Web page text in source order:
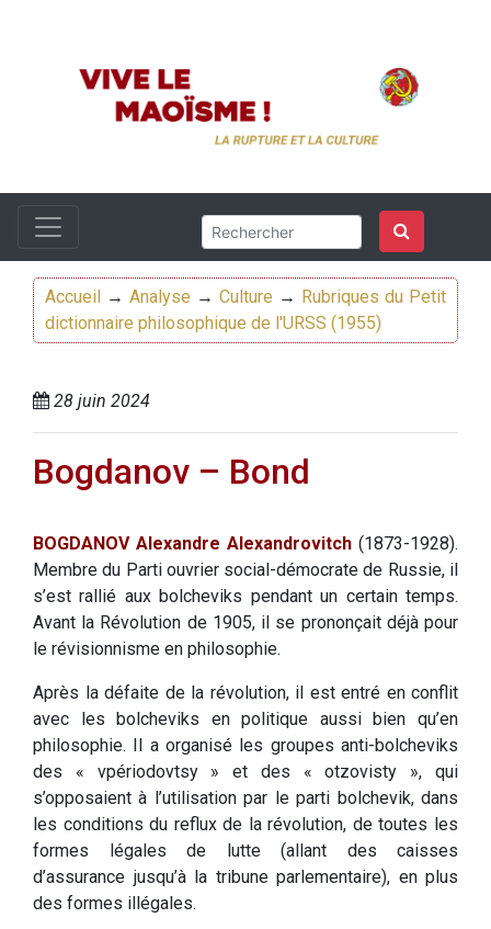
Accueil → Analyse → Culture → Rubriques du Petit
dictionnaire philosophique de l'URSS (1955)
28 juin 2024
Bogdanov – Bond
BOGDANOV Alexandre Alexandrovitch (1873-1928).
Membre du Parti ouvrier social-démocrate de Russie, il
s’est rallié aux bolcheviks pendant un certain temps.
Avant la Révolution de 1905, il se prononçait déjà pour
le révisionnisme en philosophie.
Après la défaite de la révolution, il est entré en conflit
avec les bolcheviks en politique aussi bien qu’en
philosophie. Il a organisé les groupes anti-bolcheviks
des « vpériodovtsy » et des « otzovisty », qui
s’opposaient à l’utilisation par le parti bolchevik, dans
les conditions du reflux de la révolution, de toutes les
formes légales de lutte (allant des caisses
d’assurance jusqu’à la tribune parlementaire), en plus
des formes illégales.